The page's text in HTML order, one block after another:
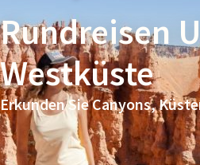
Rundreisen
Westküste
Erkunden Sie Canyons,